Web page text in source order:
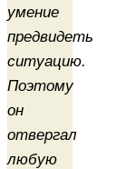
умение
предвидеть
ситуацию.
Поэтому
он
отвергал
любую